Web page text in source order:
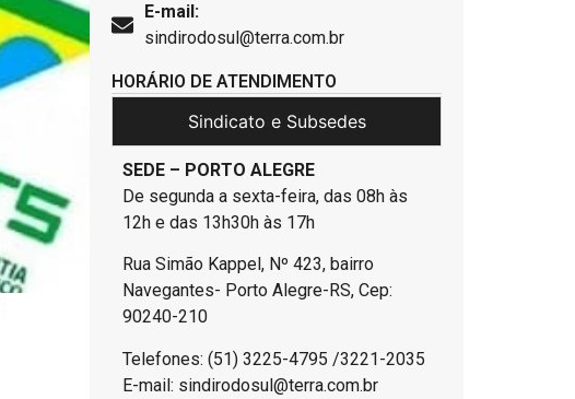
E-mail:
sindirodosul@terra.com.br
HORÁRIO DE ATENDIMENTO
Sindicato e Subsedes
SEDE – PORTO ALEGRE
De segunda a sexta-feira, das 08h às
12h e das 13h30h às 17h
Rua Simão Kappel, Nº 423, bairro
Navegantes- Porto Alegre-RS, Cep:
90240-210
Telefones: (51) 3225-4795 /3221-2035
E-mail: sindirodosul@terra.com.br